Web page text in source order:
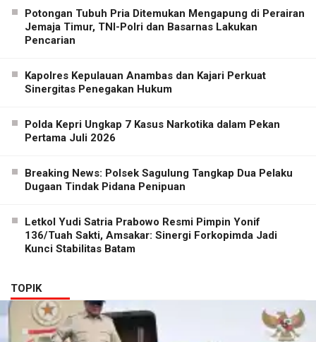
Potongan Tubuh Pria Ditemukan Mengapung di Perairan
Jemaja Timur, TNI-Polri dan Basarnas Lakukan
Pencarian
Kapolres Kepulauan Anambas dan Kajari Perkuat
Sinergitas Penegakan Hukum
Polda Kepri Ungkap 7 Kasus Narkotika dalam Pekan
Pertama Juli 2026
Breaking News: Polsek Sagulung Tangkap Dua Pelaku
Dugaan Tindak Pidana Penipuan
Letkol Yudi Satria Prabowo Resmi Pimpin Yonif
136/Tuah Sakti, Amsakar: Sinergi Forkopimda Jadi
Kunci Stabilitas Batam
TOPIK